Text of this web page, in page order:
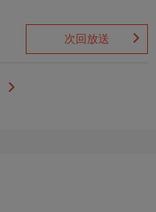
次回放送